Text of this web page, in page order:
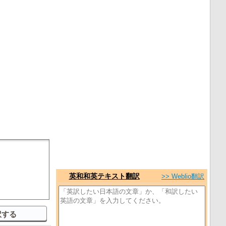
英和和英テキスト翻訳 >> Weblio翻訳